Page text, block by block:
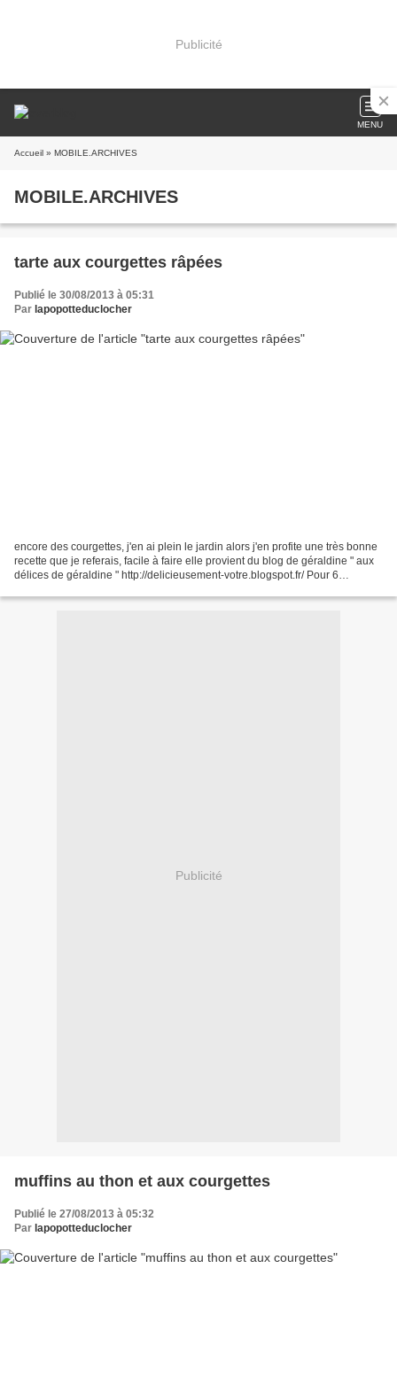
Publicité
MENU
Accueil » MOBILE.ARCHIVES
MOBILE.ARCHIVES
tarte aux courgettes râpées
Publié le 30/08/2013 à 05:31
Par lapopotteduclocher
encore des courgettes, j'en ai plein le jardin alors j'en profite une très bonne
recette que je referais, facile à faire elle provient du blog de géraldine " aux
délices de géraldine " http://delicieusement-votre.blogspot.fr/ Pour 6
Publicité
muffins au thon et aux courgettes
Publié le 27/08/2013 à 05:32
Par lapopotteduclocher